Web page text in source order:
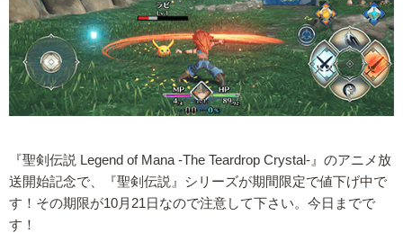
『聖剣伝説 Legend of Mana -The Teardrop Crystal-』のアニメ放
送開始記念で、『聖剣伝説』シリーズが期間限定で値下げ中で
す！その期限が10月21日なので注意して下さい。今日までで
す！